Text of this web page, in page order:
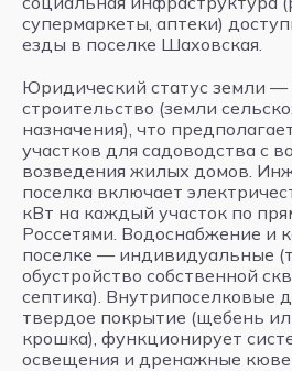
супермаркеты, аптеки)
езды в поселке Шаховская.
Юридический статус земли
строительство (земли
назначения), что
участков для садоводства с
возведения жилых домов.
поселка включает
кВт на каждый участок по
Россетями. Водоснабжение и
поселке — индивидуальные
обустройство собственной
септика). Внутрипоселковые
твердое покрытие (щебень
крошка), функционирует
освещения и дренажные